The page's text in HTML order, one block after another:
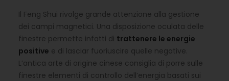
Il Feng Shui rivolge grande attenzione alla gestione
dei campi magnetici. Una disposizione oculata delle
finestre permette infatti di trattenere le energie
positive e di lasciar fuoriuscire quelle negative.
L’antica arte di origine cinese consiglia di porre sulle
finestre elementi di controllo dell’energia basati sui